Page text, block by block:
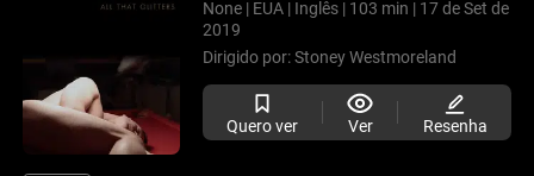
None | EUA | Inglês | 103 min | 17 de Set de
2019
Dirigido por:Stoney Westmoreland
Quero ver Ver Resenha